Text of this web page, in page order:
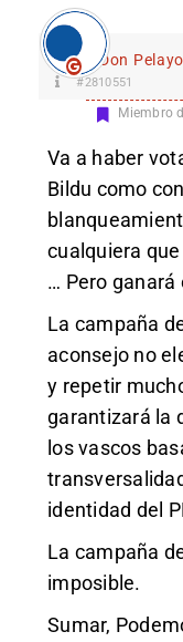
Don Pelayo
#2810551
Miembro
Va a haber
Bildu como
cualquiera
… Pero ganará
La campaña
aconsejo no
y repetir
garantizará la
los vascos
identidad del
La campaña
imposible.
Sumar,